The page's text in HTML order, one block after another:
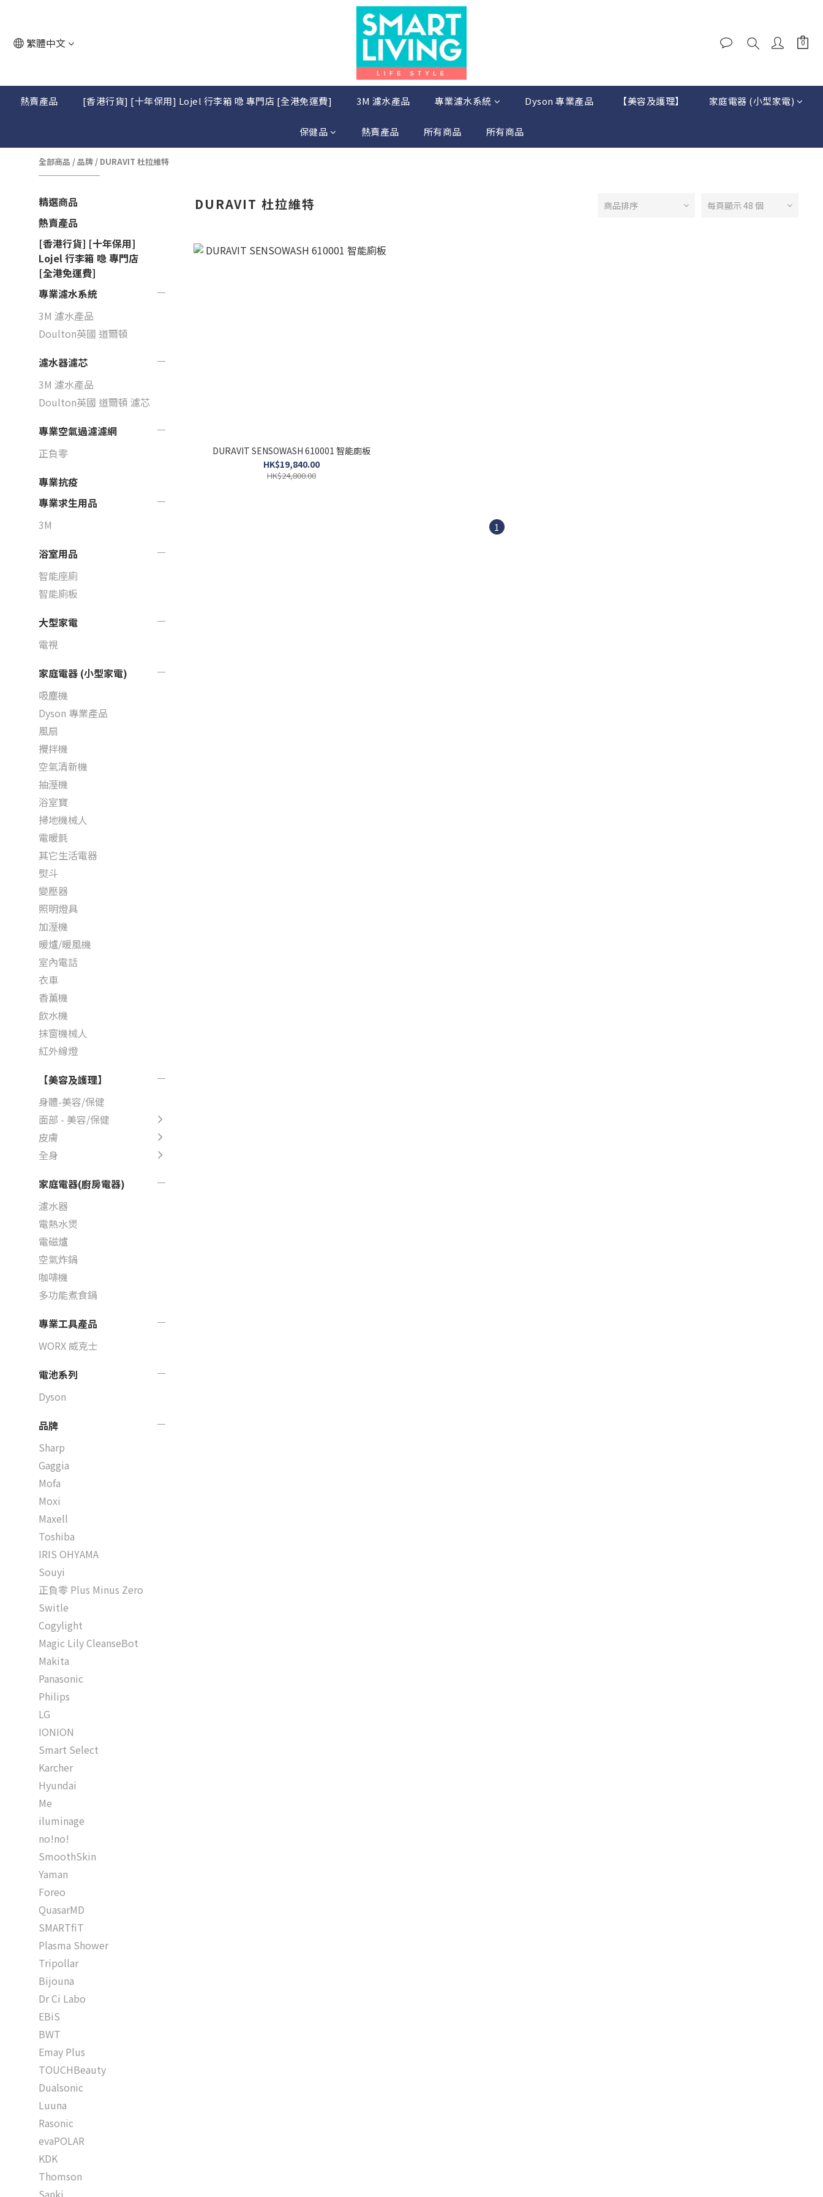
繁體中文
熱賣產品 [香港行貨] [十年保用] Lojel 行李箱 喼 專門店 [全港免運費] 3M 濾水產品 專業濾水系統 Dyson 專業產品 【美容及護理】 家庭電器 (小型家電)
保健品 熱賣產品 所有商品 所有商品
全部商品 /品牌 / DURAVIT 杜拉維特
精選商品
熱賣產品
[香港行貨] [十年保用]
Lojel 行李箱 喼 專門店
[全港免運費]
專業濾水系統
3M 濾水產品
Doulton英國 道爾頓
濾水器濾芯
3M 濾水產品
Doulton英國 道爾頓 濾芯
專業空氣過濾濾網
正負零
專業抗疫
專業求生用品
3M
浴室用品
智能座廁
智能廁板
大型家電
電視
家庭電器 (小型家電)
吸塵機
Dyson 專業產品
風扇
攪拌機
空氣清新機
抽溼機
浴室寶
掃地機械人
電暖氈
其它生活電器
熨斗
變壓器
照明燈具
加溼機
暖爐/暖風機
室內電話
衣車
香薰機
飲水機
抹窗機械人
紅外線燈
【美容及護理】
身體-美容/保健
面部 - 美容/保健
皮膚
全身
家庭電器(廚房電器)
濾水器
電熱水煲
電磁爐
空氣炸鍋
咖啡機
多功能煮食鍋
專業工具產品
WORX 威克士
電池系列
Dyson
品牌
Sharp
Gaggia
Mofa
Moxi
Maxell
Toshiba
IRIS OHYAMA
Souyi
正負零 Plus Minus Zero
Switle
Cogylight
Magic Lily CleanseBot
Makita
Panasonic
Philips
LG
IONION
Smart Select
Karcher
Hyundai
Me
iluminage
no!no!
SmoothSkin
Yaman
Foreo
QuasarMD
SMARTfiT
Plasma Shower
Tripollar
Bijouna
Dr Ci Labo
EBiS
BWT
Emay Plus
TOUCHBeauty
Dualsonic
Luuna
Rasonic
evaPOLAR
KDK
Thomson
Sanki
DURAVIT 杜拉維特 商品排序 每頁顯示 48 個
DURAVIT SENSOWASH 610001 智能廁板
HK$19,840.00
HK$24,800.00
1